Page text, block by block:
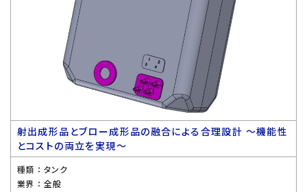
射出成形品とブロー成形品の融合による合理設計 〜機能性
とコストの両立を実現〜
種類 ： タンク
業界 ： 全般